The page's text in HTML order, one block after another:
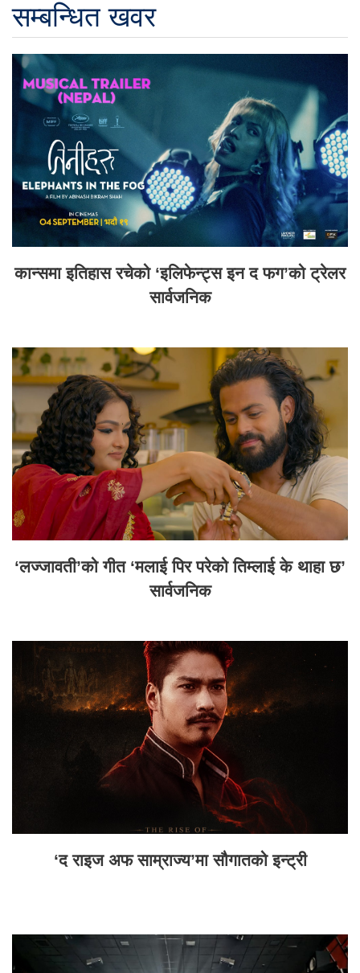
सम्बन्धित खवर
कान्समा इतिहास रचेको ‘इलिफेन्ट्स इन द फग’को ट्रेलर
सार्वजनिक
‘लज्जावती’को गीत ‘मलाई पिर परेको तिम्लाई के थाहा छ’
सार्वजनिक
‘द राइज अफ साम्राज्य’मा सौगातको इन्ट्री